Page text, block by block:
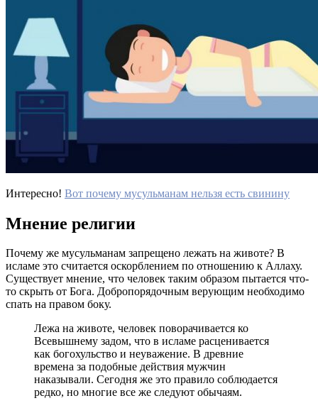
Интересно! Вот почему мусульманам нельзя есть свинину
Мнение религии
Почему же мусульманам запрещено лежать на животе? В
исламе это считается оскорблением по отношению к Аллаху.
Существует мнение, что человек таким образом пытается что-
то скрыть от Бога. Добропорядочным верующим необходимо
спать на правом боку.
Лежа на животе, человек поворачивается ко
Всевышнему задом, что в исламе расценивается
как богохульство и неуважение. В древние
времена за подобные действия мужчин
наказывали. Сегодня же это правило соблюдается
редко, но многие все же следуют обычаям.